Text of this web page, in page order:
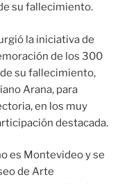
su fallecimiento.
la iniciativa de
de los 300
su fallecimiento,
Arana, para
en los muy
destacada.
es Montevideo y se
de Arte